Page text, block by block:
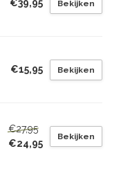
€39,95 Bekijken
€15,95 Bekijken
€27,95
€24,95
Bekijken